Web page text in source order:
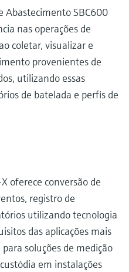
Abastecimento SBC600
nas operações de
coletar, visualizar e
provenientes de
utilizando essas
de batelada e perfis de
oferece conversão de
registro de
utilizando tecnologia
das aplicações mais
soluções de medição
em instalações